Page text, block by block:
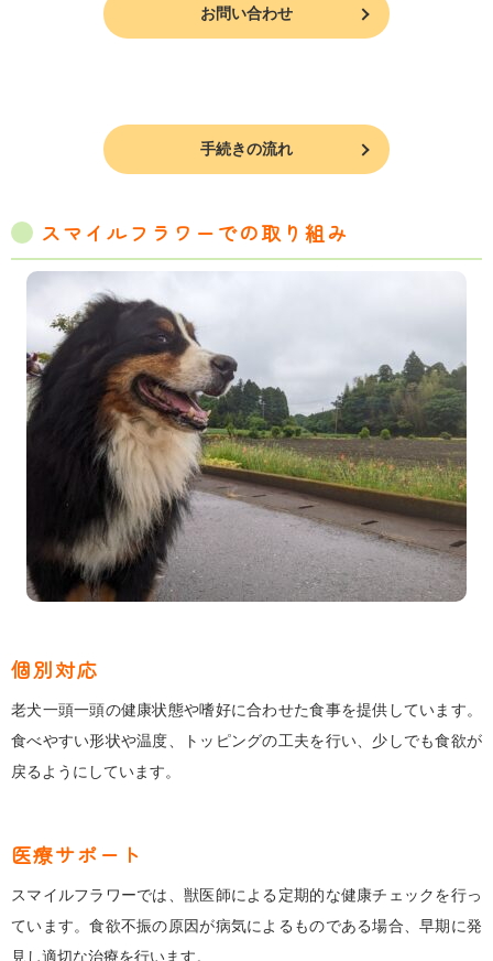
お問い合わせ
手続きの流れ
スマイルフラワーでの取り組み
個別対応
老犬一頭一頭の健康状態や嗜好に合わせた食事を提供しています。
食べやすい形状や温度、トッピングの工夫を行い、少しでも食欲が
戻るようにしています。
医療サポート
スマイルフラワーでは、獣医師による定期的な健康チェックを行っ
ています。食欲不振の原因が病気によるものである場合、早期に発
見し適切な治療を行います。